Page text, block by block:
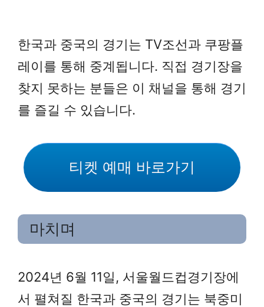
한국과 중국의 경기는 TV조선과 쿠팡플
레이를 통해 중계됩니다. 직접 경기장을
찾지 못하는 분들은 이 채널을 통해 경기
를 즐길 수 있습니다.
티켓 예매 바로가기
마치며
2024년 6월 11일, 서울월드컵경기장에
서 펼쳐질 한국과 중국의 경기는 북중미